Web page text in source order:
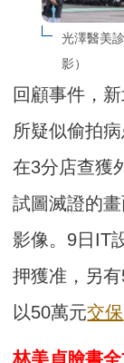
光澤醫美
影）
回顧事件，
所疑似偷拍
在3分店查獲
試圖滅證的
影像。9日IT
押獲准，另
以50萬元交保
林美貞臉書全